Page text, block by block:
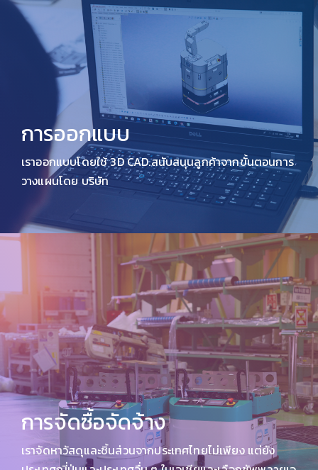
การออกแบบ
เราออกแบบโดยใช้ 3D CAD.สนับสนุนลูกค้าจากขั้นตอนการ
วางแผนโดย บริษัท
การจัดซื้อจัดจ้าง
เราจัดหาวัสดุและชิ้นส่วนจากประเทศไทยไม่เพียง แต่ยัง